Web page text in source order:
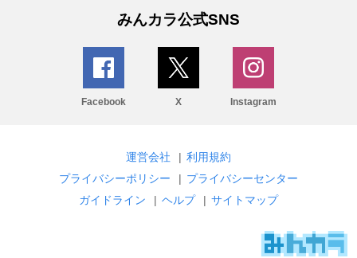
みんカラ公式SNS
Facebook X Instagram
運営会社 | 利用規約
プライバシーポリシー
| プライバシーセンター
ガイドライン
| ヘルプ | サイトマップ